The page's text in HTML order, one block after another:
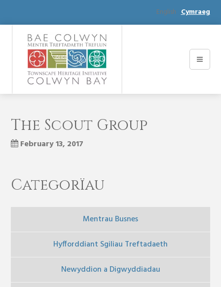
English Cymraeg
The Scout Group
February 13, 2017
Categorïau
Mentrau Busnes
Hyfforddiant Sgiliau Treftadaeth
Newyddion a Digwyddiadau